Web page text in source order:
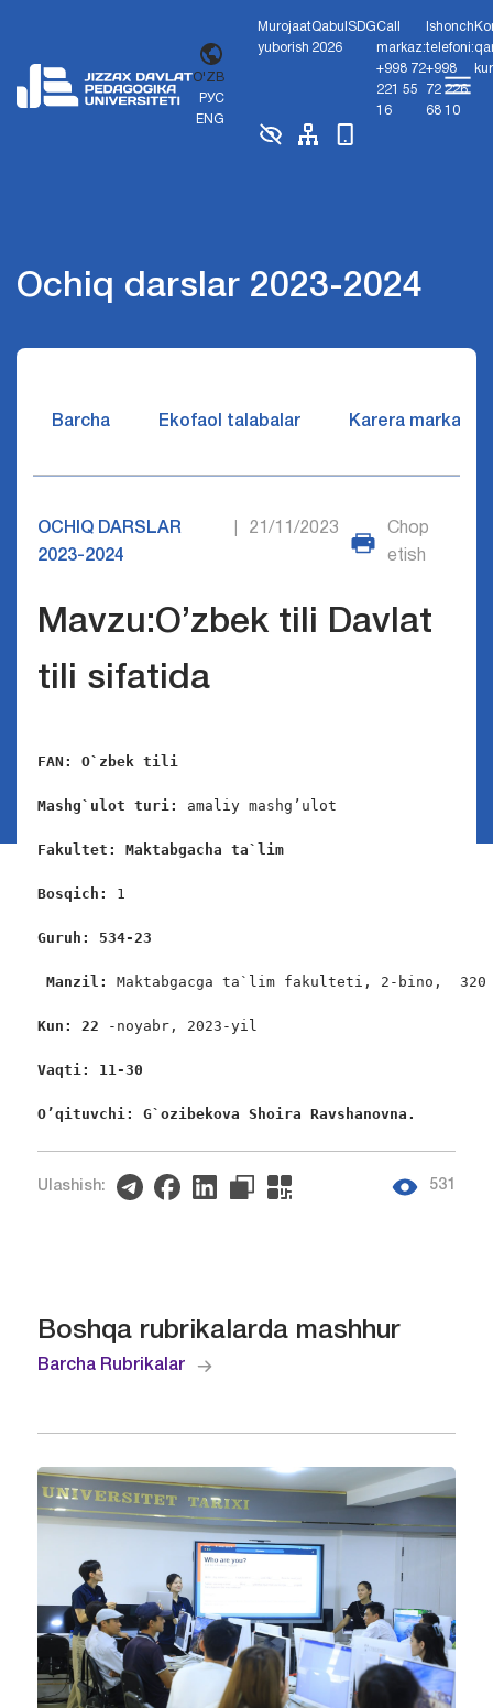
O'ZB
РУС
ENG
Murojaat
yuborish
Qabul
2026
SDGCall
markaz:
+998 72
221 55
16
Ishonch
telefoni:
+998
72 226
68 10
Ochiq darslar 2023-2024
Barcha Ekofaol talabalar Karera markazi
OCHIQ DARSLAR
2023-2024
21/11/2023
Chop
etish
Mavzu:O’zbek tili Davlat
tili sifatida
FAN: O`zbek tili
Mashg`ulot turi: amaliy mashg’ulot
Fakultet: Maktabgacha ta`lim
Bosqich: 1
Guruh: 534-23
Manzil: Maktabgacga ta`lim fakulteti, 2-bino,  320
Kun: 22 -noyabr, 2023-yil
Vaqti: 11-30
O’qituvchi: G`ozibekova Shoira Ravshanovna.
Ulashish: 531
Boshqa rubrikalarda mashhur
Barcha Rubrikalar